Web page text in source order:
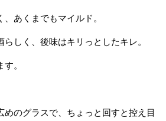
あくまでもマイルド。
しく、後味はキリっとしたキレ。
。
めのグラスで、ちょっと回すと控え目